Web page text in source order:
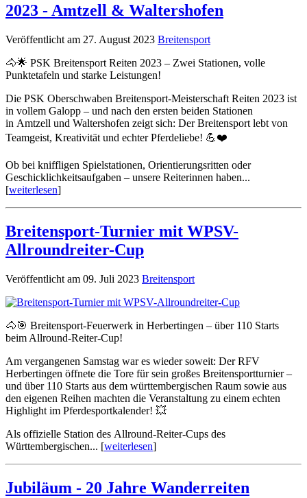
2023 - Amtzell & Waltershofen
Veröffentlicht am 27. August 2023 Breitensport
🐴🌟 PSK Breitensport Reiten 2023 – Zwei Stationen, volle
Punktetafeln und starke Leistungen!
Die PSK Oberschwaben Breitensport-Meisterschaft Reiten 2023 ist
in vollem Galopp – und nach den ersten beiden Stationen
in Amtzell und Waltershofen zeigt sich: Der Breitensport lebt von
Teamgeist, Kreativität und echter Pferdeliebe! 💪❤️
Ob bei kniffligen Spielstationen, Orientierungsritten oder
Geschicklichkeitsaufgaben – unsere Reiterinnen haben...
[weiterlesen]
Breitensport-Turnier mit WPSV-
Allroundreiter-Cup
Veröffentlicht am 09. Juli 2023 Breitensport
🐴🎯 Breitensport-Feuerwerk in Herbertingen – über 110 Starts
beim Allround-Reiter-Cup!
Am vergangenen Samstag war es wieder soweit: Der RFV
Herbertingen öffnete die Tore für sein großes Breitensportturnier –
und über 110 Starts aus dem württembergischen Raum sowie aus
den eigenen Reihen machten die Veranstaltung zu einem echten
Highlight im Pferdesportkalender! 💥
Als offizielle Station des Allround-Reiter-Cups des
Württembergischen... [weiterlesen]
Jubiläum - 20 Jahre Wanderreiten